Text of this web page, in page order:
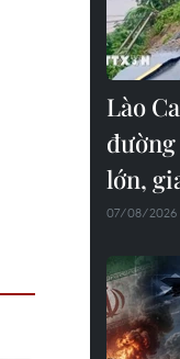
Lào
đường
lớn,
07/08/2026